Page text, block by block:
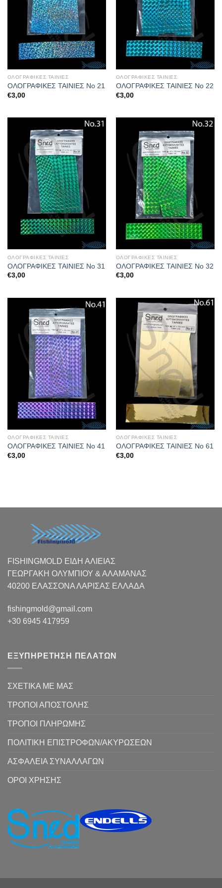
ΟΛΟΓΡΑΦΙΚΕΣ ΤΑΙΝΙΕΣ
ΟΛΟΓΡΑΦΙΚΕΣ ΤΑΙΝΙΕΣ Νο 21
€3,00
ΟΛΟΓΡΑΦΙΚΕΣ ΤΑΙΝΙΕΣ
ΟΛΟΓΡΑΦΙΚΕΣ ΤΑΙΝΙΕΣ Νο 22
€3,00
ΟΛΟΓΡΑΦΙΚΕΣ ΤΑΙΝΙΕΣ
ΟΛΟΓΡΑΦΙΚΕΣ ΤΑΙΝΙΕΣ Νο 31
€3,00
ΟΛΟΓΡΑΦΙΚΕΣ ΤΑΙΝΙΕΣ
ΟΛΟΓΡΑΦΙΚΕΣ ΤΑΙΝΙΕΣ Νο 32
€3,00
ΟΛΟΓΡΑΦΙΚΕΣ ΤΑΙΝΙΕΣ
ΟΛΟΓΡΑΦΙΚΕΣ ΤΑΙΝΙΕΣ Νο 41
€3,00
ΟΛΟΓΡΑΦΙΚΕΣ ΤΑΙΝΙΕΣ
ΟΛΟΓΡΑΦΙΚΕΣ ΤΑΙΝΙΕΣ Νο 61
€3,00
FISHINGMOLD ΕΙΔΗ ΑΛΙΕΙΑΣ
ΓΕΩΡΓΑΚΗ ΟΛΥΜΠΙΟΥ & ΑΛΑΜΑΝΑΣ
40200 ΕΛΑΣΣΟΝΑ ΛΑΡΙΣΑΣ EΛΛΑΔΑ
fishingmold@gmail.com
+30 6945 417959
ΕΞΥΠΗΡΕΤΗΣΗ ΠΕΛΑΤΩΝ
ΣΧΕΤΙΚΑ ΜΕ ΜΑΣ
ΤΡΟΠΟΙ ΑΠΟΣΤΟΛΗΣ
ΤΡΟΠΟΙ ΠΛΗΡΩΜΗΣ
ΠΟΛΙΤΙΚΗ ΕΠΙΣΤΡΟΦΩΝ/ΑΚΥΡΩΣΕΩΝ
ΑΣΦΑΛΕΙΑ ΣΥΝΑΛΛΑΓΩΝ
ΟΡΟΙ ΧΡΗΣΗΣ